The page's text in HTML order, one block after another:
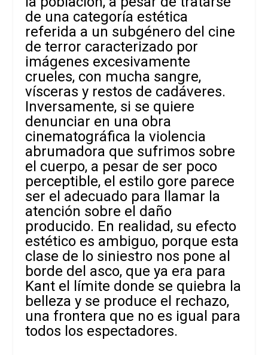
de una categoría estética
referida a un subgénero del cine
de terror caracterizado por
imágenes excesivamente
crueles, con mucha sangre,
vísceras y restos de cadáveres.
Inversamente, si se quiere
denunciar en una obra
cinematográfica la violencia
abrumadora que sufrimos sobre
el cuerpo, a pesar de ser poco
perceptible, el estilo gore parece
ser el adecuado para llamar la
atención sobre el daño
producido. En realidad, su efecto
estético es ambiguo, porque esta
clase de lo siniestro nos pone al
borde del asco, que ya era para
Kant el límite donde se quiebra la
belleza y se produce el rechazo,
una frontera que no es igual para
todos los espectadores.